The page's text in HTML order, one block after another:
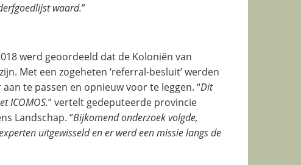
waard.”
werd geoordeeld dat de Koloniën van
Met een zogeheten ‘referral-besluit’ werden
te passen en opnieuw voor te leggen. “Dit
ICOMOS.” vertelt gedeputeerde provincie
Landschap. “Bijkomend onderzoek volgde,
uitgewisseld en er werd een missie langs de